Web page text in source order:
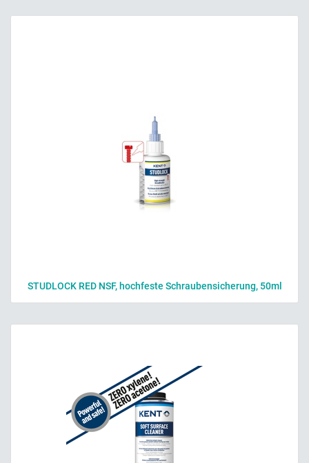
STUDLOCK RED NSF, hochfeste Schraubensicherung, 50ml